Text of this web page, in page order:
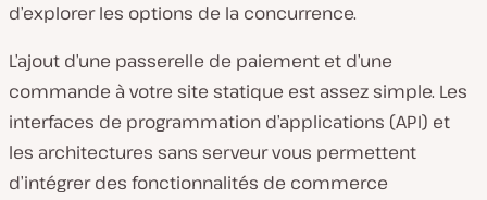
d’explorer les options de la concurrence.
L’ajout d’une passerelle de paiement et d’une
commande à votre site statique est assez simple. Les
interfaces de programmation d’applications (API) et
les architectures sans serveur vous permettent
d’intégrer des fonctionnalités de commerce